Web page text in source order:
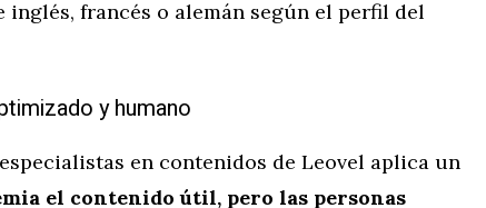
francés o alemán según el perfil del
y humano
en contenidos de Leovel aplica un
el contenido útil, pero las personas